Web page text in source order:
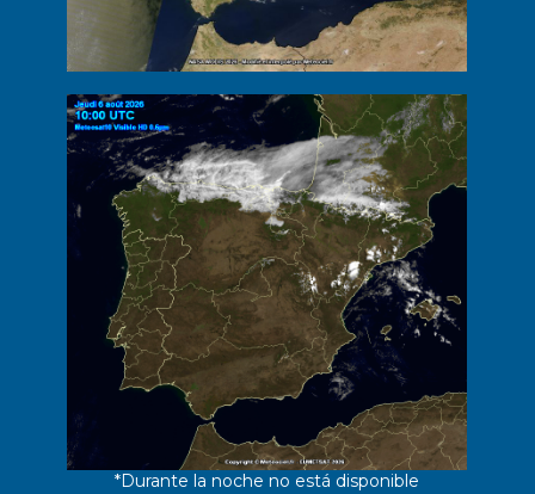
*Durante la noche no está disponible